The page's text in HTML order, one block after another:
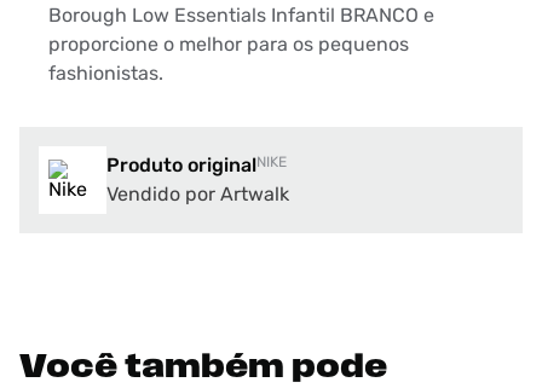
Borough Low Essentials Infantil BRANCO e
proporcione o melhor para os pequenos
fashionistas.
Produto originalNIKE
Vendido por Artwalk
Você também pode